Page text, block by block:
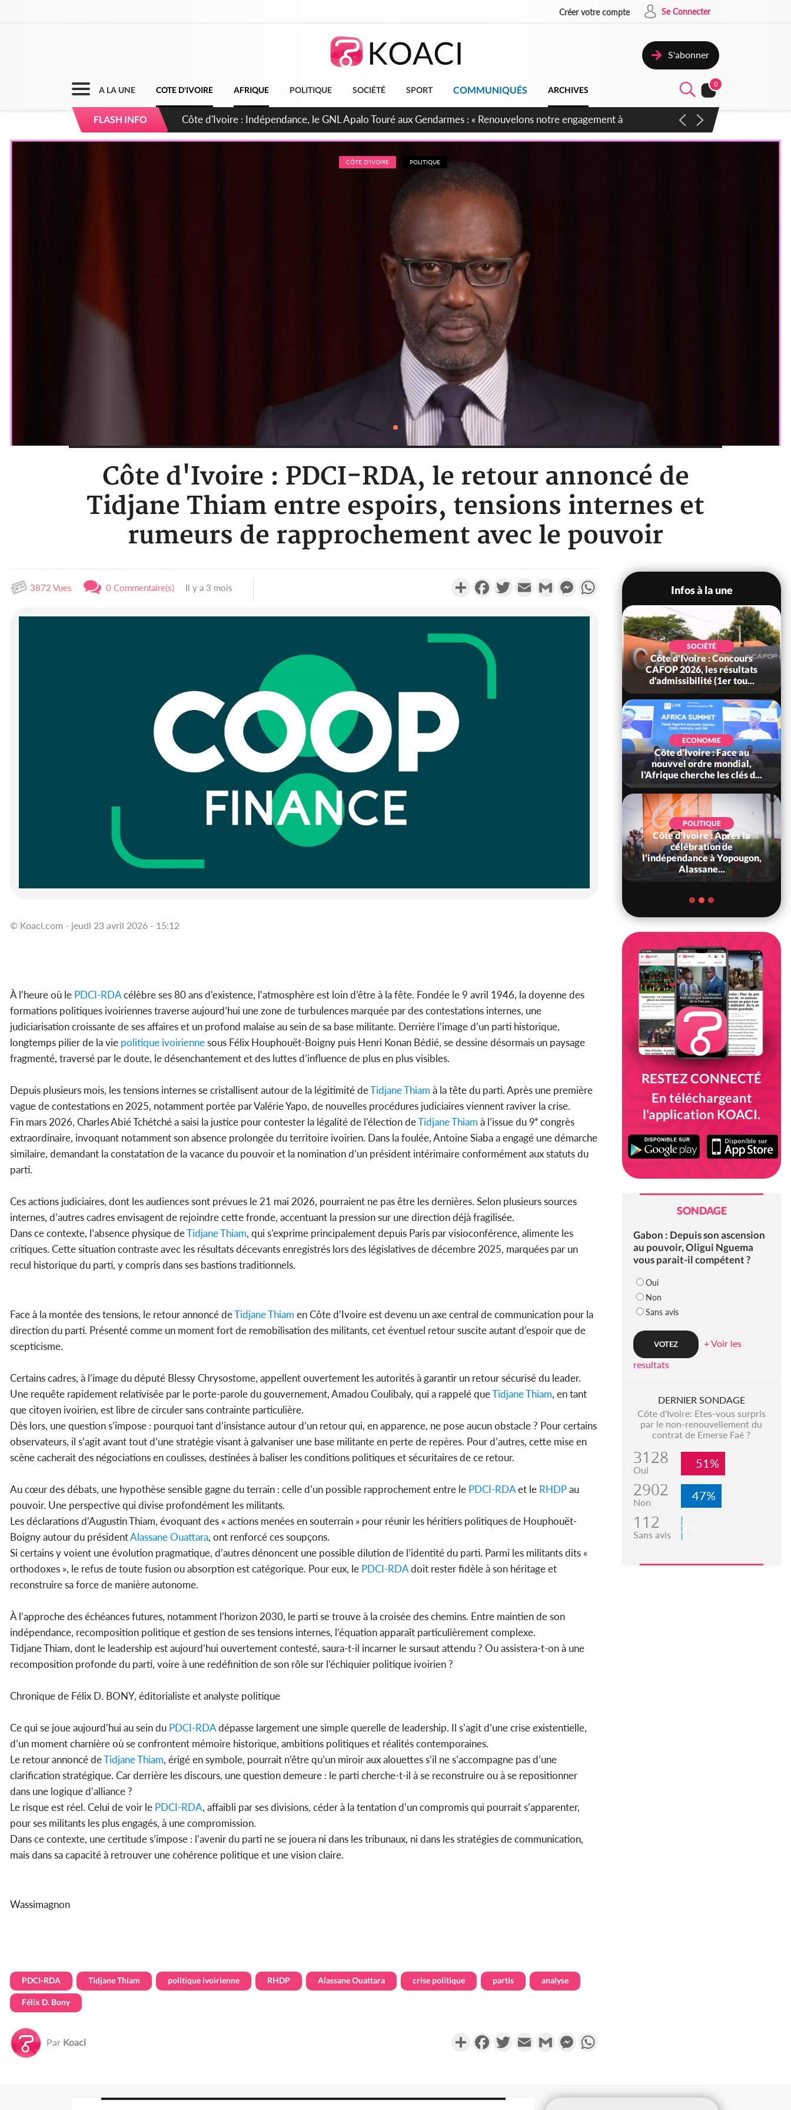
Créer votre compte Se Connecter
S'abonner
A LA UNE COTE D'IVOIRE AFRIQUE POLITIQUE SOCIÉTÉ SPORT COMMUNIQUÉS ARCHIVES
0
FLASH INFO
Sierra Leone : Un projet de réforme constitutionnelle en gestation, points clés des amendements, un exclu
d'avance
CÔTE D'IVOIRE POLITIQUE
Côte d'Ivoire : PDCI-RDA, le retour annoncé de
Tidjane Thiam entre espoirs, tensions internes et
rumeurs de rapprochement avec le pouvoir
3872 Vues 0 Commentaire(s) Il y a 3 mois PartagerFacebookTwitterEmail Gmail MessengerWhatsApp
© Koaci.com - jeudi 23 avril 2026 - 15:12
À l’heure où le PDCI-RDAcélèbre ses 80 ans d’existence, l’atmosphère est loin d’être à la fête. Fondée le 9 avril 1946, la doyenne des
formations politiques ivoiriennes traverse aujourd’hui une zone de turbulences marquée par des contestations internes, une
judiciarisation croissante de ses affaires et un profond malaise au sein de sa base militante. Derrière l’image d’un parti historique,
longtemps pilier de la vie politique ivoiriennesous Félix Houphouët-Boigny puis Henri Konan Bédié, se dessine désormais un paysage
fragmenté, traversé par le doute, le désenchantement et des luttes d’influence de plus en plus visibles.
Depuis plusieurs mois, les tensions internes se cristallisent autour de la légitimité deTidjane Thiam à la tête du parti. Après une première
vague de contestations en 2025, notamment portée par Valérie Yapo, de nouvelles procédures judiciaires viennent raviver la crise.
Fin mars 2026, Charles Abié Tchétché a saisi la justice pour contester la légalité de l’élection deTidjane Thiam à l’issue du 9ᵉ congrès
extraordinaire, invoquant notamment son absence prolongée du territoire ivoirien. Dans la foulée, Antoine Siaba a engagé une démarche
similaire, demandant la constatation de la vacance du pouvoir et la nomination d’un président intérimaire conformément aux statuts du
parti.
Ces actions judiciaires, dont les audiences sont prévues le 21 mai 2026, pourraient ne pas être les dernières. Selon plusieurs sources
internes, d’autres cadres envisagent de rejoindre cette fronde, accentuant la pression sur une direction déjà fragilisée.
Dans ce contexte, l’absence physique deTidjane Thiam, qui s’exprime principalement depuis Paris par visioconférence, alimente les
critiques. Cette situation contraste avec les résultats décevants enregistrés lors des législatives de décembre 2025, marquées par un
recul historique du parti, y compris dans ses bastions traditionnels.
Face à la montée des tensions, le retour annoncé deTidjane Thiam en Côte d’Ivoire est devenu un axe central de communication pour la
direction du parti. Présenté comme un moment fort de remobilisation des militants, cet éventuel retour suscite autant d’espoir que de
scepticisme.
Certains cadres, à l’image du député Blessy Chrysostome, appellent ouvertement les autorités à garantir un retour sécurisé du leader.
Une requête rapidement relativisée par le porte-parole du gouvernement, Amadou Coulibaly, qui a rappelé queTidjane Thiam, en tant
que citoyen ivoirien, est libre de circuler sans contrainte particulière.
Dès lors, une question s’impose : pourquoi tant d’insistance autour d’un retour qui, en apparence, ne pose aucun obstacle ? Pour certains
observateurs, il s’agit avant tout d’une stratégie visant à galvaniser une base militante en perte de repères. Pour d’autres, cette mise en
scène cacherait des négociations en coulisses, destinées à baliser les conditions politiques et sécuritaires de ce retour.
Au cœur des débats, une hypothèse sensible gagne du terrain : celle d’un possible rapprochement entre le PDCI-RDAet le RHDPau
pouvoir. Une perspective qui divise profondément les militants.
Les déclarations d’Augustin Thiam, évoquant des « actions menées en souterrain » pour réunir les héritiers politiques de Houphouët-
Boigny autour du présidentAlassane Ouattara, ont renforcé ces soupçons.
Si certains y voient une évolution pragmatique, d’autres dénoncent une possible dilution de l’identité du parti. Parmi les militants dits «
orthodoxes », le refus de toute fusion ou absorption est catégorique. Pour eux, le PDCI-RDAdoit rester fidèle à son héritage et
reconstruire sa force de manière autonome.
À l’approche des échéances futures, notamment l’horizon 2030, le parti se trouve à la croisée des chemins. Entre maintien de son
indépendance, recomposition politique et gestion de ses tensions internes, l’équation apparaît particulièrement complexe.
Tidjane Thiam, dont le leadership est aujourd’hui ouvertement contesté, saura-t-il incarner le sursaut attendu ? Ou assistera-t-on à une
recomposition profonde du parti, voire à une redéfinition de son rôle sur l’échiquier politique ivoirien ?
Chronique de Félix D. BONY, éditorialiste et analyste politique
Ce qui se joue aujourd’hui au sein du PDCI-RDAdépasse largement une simple querelle de leadership. Il s’agit d’une crise existentielle,
d’un moment charnière où se confrontent mémoire historique, ambitions politiques et réalités contemporaines.
Le retour annoncé deTidjane Thiam, érigé en symbole, pourrait n’être qu’un miroir aux alouettes s’il ne s’accompagne pas d’une
clarification stratégique. Car derrière les discours, une question demeure : le parti cherche-t-il à se reconstruire ou à se repositionner
dans une logique d’alliance ?
Le risque est réel. Celui de voir le PDCI-RDA, affaibli par ses divisions, céder à la tentation d’un compromis qui pourrait s’apparenter,
pour ses militants les plus engagés, à une compromission.
Dans ce contexte, une certitude s’impose : l’avenir du parti ne se jouera ni dans les tribunaux, ni dans les stratégies de communication,
mais dans sa capacité à retrouver une cohérence politique et une vision claire.
Wassimagnon
PDCI-RDA Tidjane Thiam politique ivoirienne RHDP Alassane Ouattara crise politique partis analyse
Félix D. Bony
Par Koaci PartagerFacebookTwitterEmail Gmail Messenger
Infos à la une
Côte d'Ivoire : Leleblé, le
Commandant KOUAME
Djahan Norbert, Nouveau
SOCIÉTÉ
Côte d'Ivoire : Concours
CAFOP 2026, les résultats
d'admissibilité (1er tou...
ECONOMIE
Côte d'Ivoire : Face au
nouvvel ordre mondial,
l'Afrique cherche les clés d...
POLITIQUE
Côte d'Ivoire : Après la
célébration de
l'indépendance à Yopougon,
Alassane...
RESTEZ CONNECTÉ
En téléchargeant
l'application KOACI.
SONDAGE
Gabon : Depuis son ascension
au pouvoir, Oligui Nguema
vous parait-il compétent ?
Oui
Non
Sans avis
+ Voir les
resultats
DERNIER SONDAGE
Côte d'Ivoire: Etes-vous surpris
par le non-renouvellement du
contrat de Emerse Faé ?
3128
Oui 51%
2902
Non 47%
112
Sans avis 2%